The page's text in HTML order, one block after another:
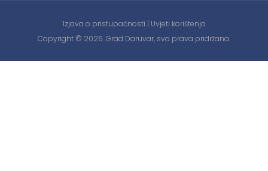
Izjava o pristupačnosti | Uvjeti korištenja
Copyright © 2026. Grad Daruvar, sva prava pridržana.